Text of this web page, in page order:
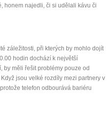
honem najedli, či si udělali kávu či
záležitosti, při kterých by mohlo dojít
hodin dochází k největší
by měli řešit problémy pouze od
jsou velké rozdíly mezi partnery v
telefon odbourává bariéru